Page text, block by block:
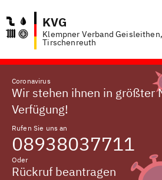
KVG
Klempner Verband
Tirschenreuth
Coronavirus
Wir stehen ihnen in größter
Verfügung!
Rufen Sie uns an
08938037711
Oder
Rückruf beantragen